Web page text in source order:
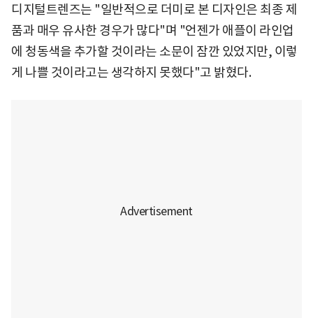
디지털트렌즈는 "일반적으로 더미로 본 디자인은 최종 제
품과 매우 유사한 경우가 많다"며 "언젠가 애플이 라인업
에 청동색을 추가할 것이라는 소문이 잠깐 있었지만, 이렇
게 나쁠 것이라고는 생각하지 못했다"고 밝혔다.